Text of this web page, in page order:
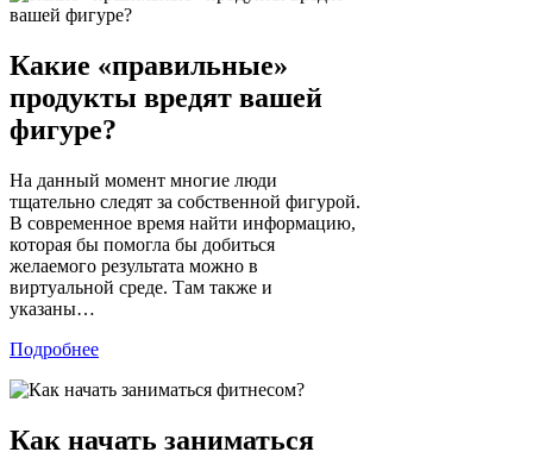
Какие «правильные»
продукты вредят вашей
фигуре?
На данный момент многие люди
тщательно следят за собственной фигурой.
В современное время найти информацию,
которая бы помогла бы добиться
желаемого результата можно в
виртуальной среде. Там также и
указаны…
Подробнее
Как начать заниматься